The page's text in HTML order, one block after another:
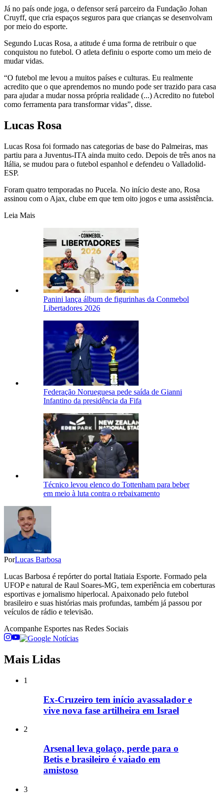
Já no país onde joga, o defensor será parceiro da Fundação Johan
Cruyff, que cria espaços seguros para que crianças se desenvolvam
por meio do esporte.
Segundo Lucas Rosa, a atitude é uma forma de retribuir o que
conquistou no futebol. O atleta definiu o esporte como um meio de
mudar vidas.
“O futebol me levou a muitos países e culturas. Eu realmente
acredito que o que aprendemos no mundo pode ser trazido para casa
para ajudar a mudar nossa própria realidade (...) Acredito no futebol
como ferramenta para transformar vidas”, disse.
Lucas Rosa
Lucas Rosa foi formado nas categorias de base do Palmeiras, mas
partiu para a Juventus-ITA ainda muito cedo. Depois de três anos na
Itália, se mudou para o futebol espanhol e defendeu o Valladolid-
ESP.
Foram quatro temporadas no Pucela. No início deste ano, Rosa
assinou com o Ajax, clube em que tem oito jogos e uma assistência.
Leia Mais
Panini lança álbum de figurinhas da Conmebol
Libertadores 2026
Federação Norueguesa pede saída de Gianni
Infantino da presidência da Fifa
Técnico levou elenco do Tottenham para beber
em meio à luta contra o rebaixamento
PorLucas Barbosa
Lucas Barbosa é repórter do portal Itatiaia Esporte. Formado pela
UFOP e natural de Raul Soares-MG, tem experiência em coberturas
esportivas e jornalismo hiperlocal. Apaixonado pelo futebol
brasileiro e suas histórias mais profundas, também já passou por
veículos de rádio e televisão.
Acompanhe Esportes nas Redes Sociais
Mais Lidas
1
Ex-Cruzeiro tem início avassalador e
vive nova fase artilheira em Israel
2
Arsenal leva golaço, perde para o
Betis e brasileiro é vaiado em
amistoso
3